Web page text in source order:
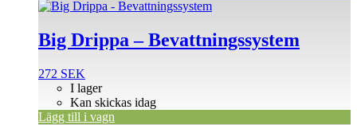
Big Drippa – Bevattningssystem
272 SEK
I lager
Kan skickas idag
Lägg till i vagn